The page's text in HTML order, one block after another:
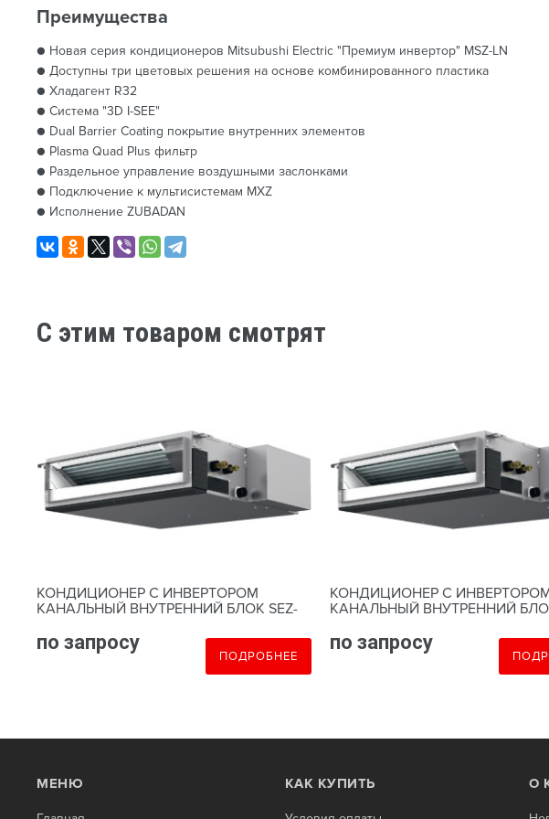
Преимущества
● Новая серия кондиционеров Mitsubushi Electric "Премиум инвертор" MSZ-LN
● Доступны три цветовых решения на основе комбинированного пластика
● Хладагент R32
● Система "3D I-SEE"
● Dual Barrier Coating покрытие внутренних элементов
● Plasma Quad Plus фильтр
● Раздельное управление воздушными заслонками
● Подключение к мультисистемам MXZ
● Исполнение ZUBADAN
C этим товаром смотрят
КОНДИЦИОНЕР С ИНВЕРТОРОМ
КАНАЛЬНЫЙ ВНУТРЕННИЙ БЛОК SEZ-
по запросу
ПОДРОБНЕЕ
КОНДИЦИОНЕР С
КАНАЛЬНЫЙ ВНУТРЕННИЙ
по запросу
МЕНЮ КАК КУПИТЬ О